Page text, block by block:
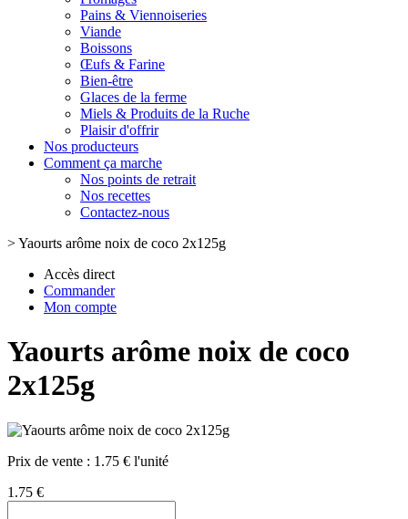
Pains & Viennoiseries
Viande
Boissons
Œufs & Farine
Bien-être
Glaces de la ferme
Miels & Produits de la Ruche
Plaisir d'offrir
Nos producteurs
Comment ça marche
Nos points de retrait
Nos recettes
Contactez-nous
>Yaourts arôme noix de coco 2x125g
Accès direct
Commander
Mon compte
Yaourts arôme noix de coco
2x125g
Prix de vente : 1.75 € l'unité
1.75 €